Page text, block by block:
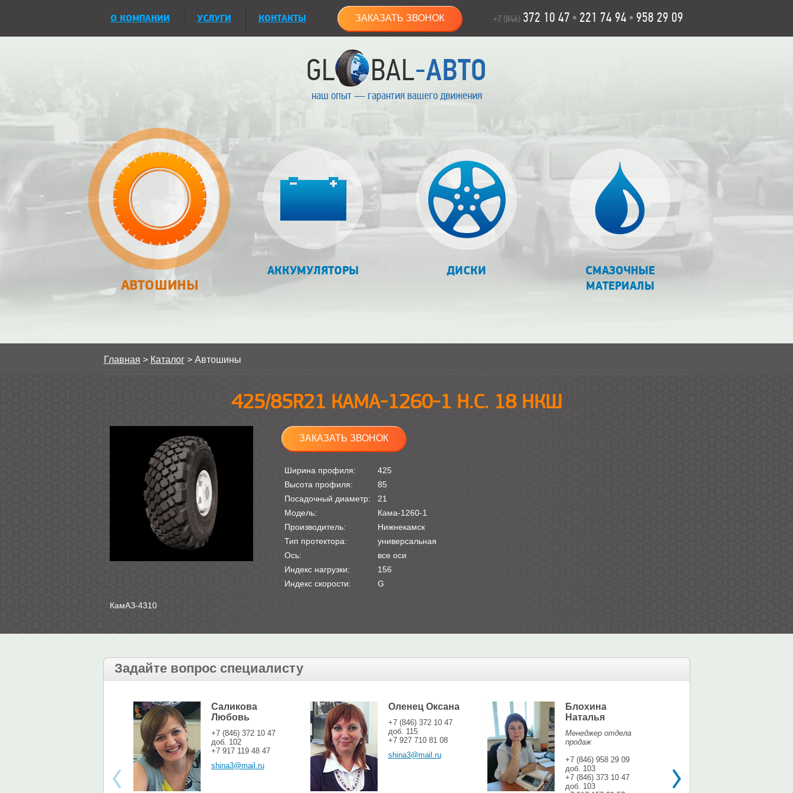
О КОМПАНИИ УСЛУГИ КОНТАКТЫ ЗАКАЗАТЬ ЗВОНОК +7 (846) 372 10 47 • 221 74 94 • 958 29 09
наш опыт — гарантия вашего движения
АВТОШИНЫ
АККУМУЛЯТОРЫ ДИСКИ
СМАЗОЧНЫЕ
МАТЕРИАЛЫ
Главная > Каталог> Автошины
425/85R21 КАМА-1260-1 Н.С. 18 НКШ
ЗАКАЗАТЬ ЗВОНОК
Ширина профиля:
425
Высота профиля:
85
Посадочный диаметр:
21
Модель:
Кама-1260-1
Производитель:
Нижнекамск
Тип протектора:
универсальная
Ось:
все оси
Индекс нагрузки:
156
Индекс скорости:
G
КамАЗ-4310
Задайте вопрос специалисту
Саликова
Любовь
+7 (846) 372 10 47
доб. 102
+7 917 119 48 47
shina3@mail.ru
Оленец Оксана
+7 (846) 372 10 47
доб. 115
+7 927 710 81 08
shina3@mail.ru
Блохина
Наталья
Менеджер отдела
продаж
+7 (846) 958 29 09
доб. 103
+7 (846) 373 10 47
доб. 103